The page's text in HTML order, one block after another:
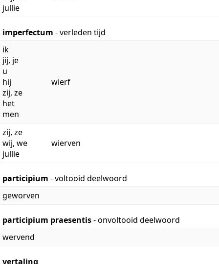
jullie
imperfectum - verleden tijd
ik
jij, je
u
hij
zij, ze
het
men
wierf
zij, ze
wij, we
jullie
wierven
participium - voltooid deelwoord
geworven
participium praesentis- onvoltooid deelwoord
wervend
vertaling